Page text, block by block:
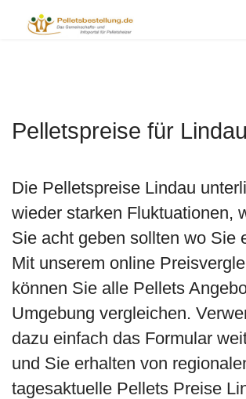
Pelletspreise für Lindau
Die Pelletspreise Lindau
wieder starken Fluktuationen,
Sie acht geben sollten wo Sie
Mit unserem online
können Sie alle Pellets
Umgebung vergleichen.
dazu einfach das Formular
und Sie erhalten von
tagesaktuelle Pellets Preise